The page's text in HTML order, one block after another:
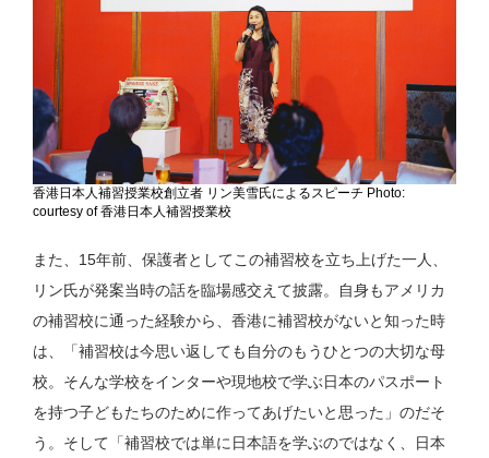
香港日本人補習授業校創立者 リン美雪氏によるスピーチ Photo:
courtesy of 香港日本人補習授業校
また、15年前、保護者としてこの補習校を立ち上げた一人、
リン氏が発案当時の話を臨場感交えて披露。自身もアメリカ
の補習校に通った経験から、香港に補習校がないと知った時
は、「補習校は今思い返しても自分のもうひとつの大切な母
校。そんな学校をインターや現地校で学ぶ日本のパスポート
を持つ子どもたちのために作ってあげたいと思った」のだそ
う。そして「補習校では単に日本語を学ぶのではなく、日本